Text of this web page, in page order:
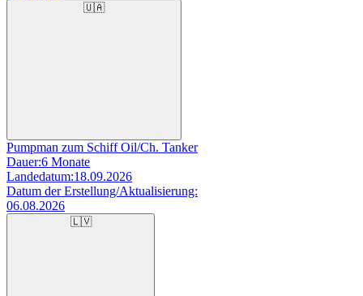
🇺🇦
Pumpman zum Schiff Oil/Ch. Tanker
Dauer:6 Monate
Landedatum:18.09.2026
Datum der Erstellung/Aktualisierung:
06.08.2026
🇱🇻